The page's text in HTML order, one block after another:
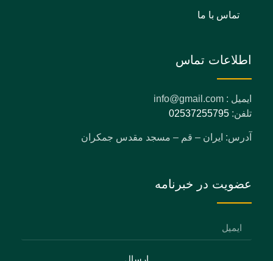
تماس با ما
اطلاعات تماس
ایمیل : info@gmail.com
تلفن: 02537255795
آدرس: ایران – قم – مسجد مقدس جمکران
عضویت در خبرنامه
ارسال